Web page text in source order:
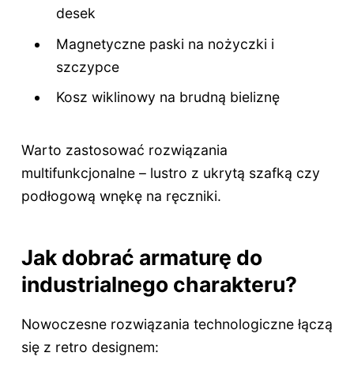
desek
Magnetyczne paski na nożyczki i
szczypce
Kosz wiklinowy na brudną bieliznę
Warto zastosować rozwiązania
multifunkcjonalne – lustro z ukrytą szafką czy
podłogową wnękę na ręczniki.
Jak dobrać armaturę do
industrialnego charakteru?
Nowoczesne rozwiązania technologiczne łączą
się z retro designem: